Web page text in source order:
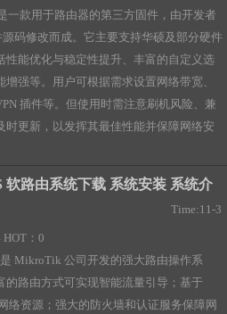
一款用于路由器的第三方固件，由开发者
源码修改而成。它主要支持华硕及部分硬件
性能优化与稳定性提升、丰富的自定义选
强等。用户可根据需求设置网络带宽、
插件等。但使用时需注意刷机风险、兼
时更新，以发挥其最佳性能并保障网络安
软路由系统下载 系统安装 系统介
Time:11-3
HOT：0
是 MikroTik 公司开发的强大路由操作系
的路由方式可实现智能流量引导；基于
络资源；强大的防火墙和认证服务保障网